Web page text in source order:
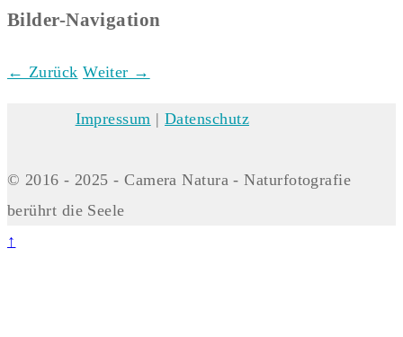
Bilder-Navigation
← Zurück Weiter →
Impressum |Datenschutz
© 2016 - 2025 - Camera Natura - Naturfotografie
berührt die Seele
↑